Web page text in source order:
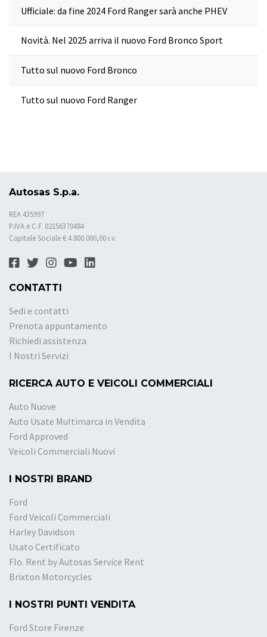
Ufficiale: da fine 2024 Ford Ranger sarà anche PHEV
Novità. Nel 2025 arriva il nuovo Ford Bronco Sport
Tutto sul nuovo Ford Bronco
Tutto sul nuovo Ford Ranger
Autosas S.p.a.
REA 435997
P.IVA e C.F. 02156370484
Capitale Sociale € 4.800.000,00 i.v.
CONTATTI
Sedi e contatti
Prenota appuntamento
Richiedi assistenza
I Nostri Servizi
RICERCA AUTO E VEICOLI COMMERCIALI
Auto Nuove
Auto Usate Multimarca in Vendita
Ford Approved
Veicoli Commerciali Nuovi
I NOSTRI BRAND
Ford
Ford Veicoli Commerciali
Harley Davidson
Usato Certificato
Flo. Rent by Autosas Service Rent
Brixton Motorcycles
I NOSTRI PUNTI VENDITA
Ford Store Firenze